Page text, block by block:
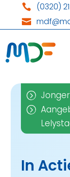
 (0320)

=
=
In